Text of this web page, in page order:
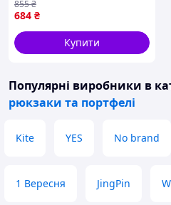
684 ₴
855₴
Купити
Популярні виробники в
рюкзаки та портфелі
Kite YES No brand
1 Вересня JingPin